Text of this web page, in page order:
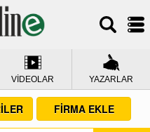
VİDEOLAR YAZARLAR
FİRMA EKLE